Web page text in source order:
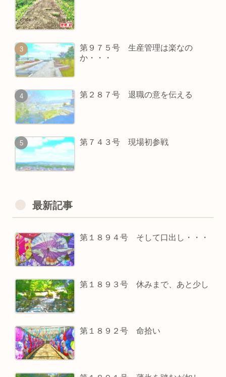
第９７５号 生産管理は楽なの
か・・・
第２８７号 退職の意を伝える
第７４３号 現場初参戦
最新記事
第１８９４号 そして口出し・・・
第１８９３号 休みまで、あと少し
第１８９２号 命拾い